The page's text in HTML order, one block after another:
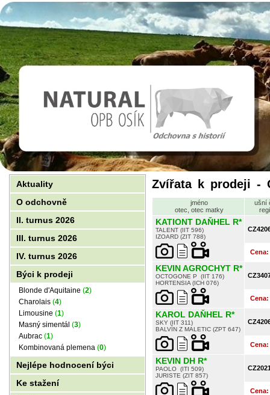
Aktuality
O odchovně
II. turnus 2026
III. turnus 2026
IV. turnus 2026
Býci k prodeji
Blonde d'Aquitaine (2)
Charolais (4)
Limousine (1)
Masný simentál (3)
Aubrac (1)
Kombinovaná plemena (0)
Nejlépe hodnocení býci
Ke stažení
Zvířata k prodeji -
jméno
otec, otec matky
ušní
KATIONT DAŇHEL R*
TALENT (IIT 596)
IZOARD (ZIT 788)
Cena:
KEVIN AGROCHYT R*
OCTOGONE P (IIT 176)
HORTENSIA (ICH 076)
Cena:
KAROL DAŇHEL R*
SKY (IIT 311)
BALVÍN Z MALETIC (ZPT 647)
Cena:
KEVIN DH R*
PAOLO (ITI 509)
JURISTE (ZIT 857)
Cena: